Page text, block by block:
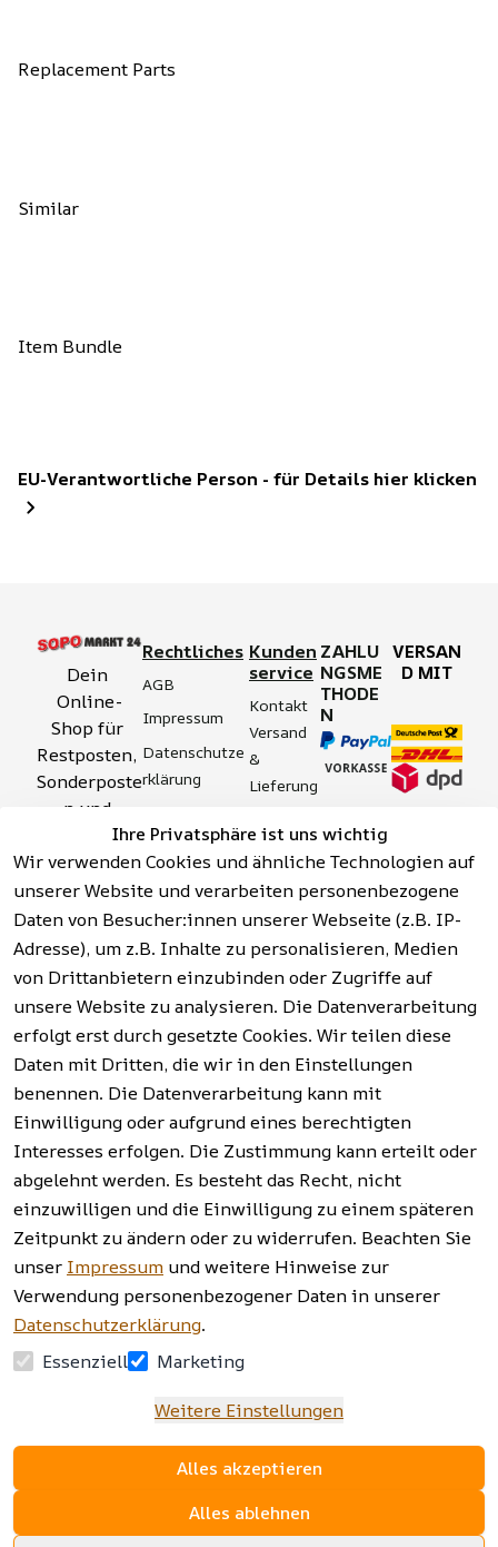
Replacement Parts
Similar
Item Bundle
EU-Verantwortliche Person - für Details hier klicken
Ihre Privatsphäre ist uns wichtig
Wir verwenden Cookies und ähnliche Technologien auf
unserer Website und verarbeiten personenbezogene
Daten von Besucher:innen unserer Webseite (z.B. IP-
Adresse), um z.B. Inhalte zu personalisieren, Medien
von Drittanbietern einzubinden oder Zugriffe auf
unsere Website zu analysieren. Die Datenverarbeitung
erfolgt erst durch gesetzte Cookies. Wir teilen diese
Daten mit Dritten, die wir in den Einstellungen
benennen. Die Datenverarbeitung kann mit
Einwilligung oder aufgrund eines berechtigten
Interesses erfolgen. Die Zustimmung kann erteilt oder
abgelehnt werden. Es besteht das Recht, nicht
einzuwilligen und die Einwilligung zu einem späteren
Zeitpunkt zu ändern oder zu widerrufen. Beachten Sie
unser Impressum und weitere Hinweise zur
Verwendung personenbezogener Daten in unserer
Datenschutzerklärung.
Essenziell
Marketing
Weitere Einstellungen
Alles akzeptieren
Alles ablehnen
Dein
Online-
Shop für
Restposten,
Sonderposte
n und
Aktionsartik
el rund um
Werkzeuge,
Garten,
Haushalt
und mehr.
Vertrag
widerrufen
Rechtliches
AGB
Impressum
Datenschutze
rklärung
tserklärung
Widerrufsrech
t
Hinweise zur
Batterieentso
rgung
Kunden
service
Kontakt
Versand
&
Lieferung
&
Sicherhei
t
Häufige
Fragen
(FAQ)
ZAHLU
NGSME
THODE
N
VERSAN
D MIT
Facebook |
Instagram |
Newsletter
AGB | Impressum |
Datenschutzerklärung |
Barrierefreiheitserklärung |
Widerrufsrecht